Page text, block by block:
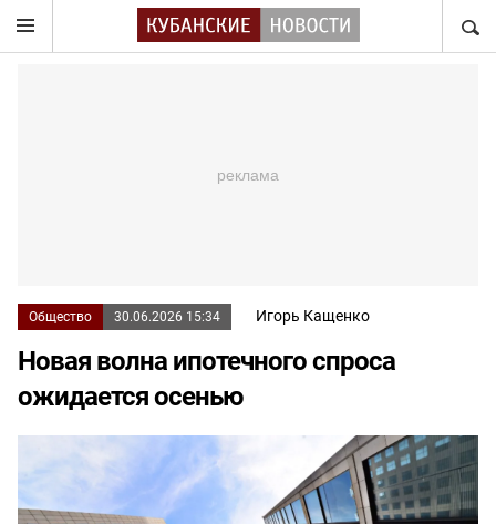
Общество 30.06.2026 15:34 Игорь Кащенко
Новая волна ипотечного спроса
ожидается осенью